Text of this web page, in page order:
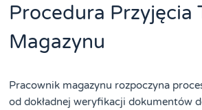
Procedura Przyjęcia
Magazynu
Pracownik magazynu rozpoczyna
od dokładnej weryfikacji dokumentów